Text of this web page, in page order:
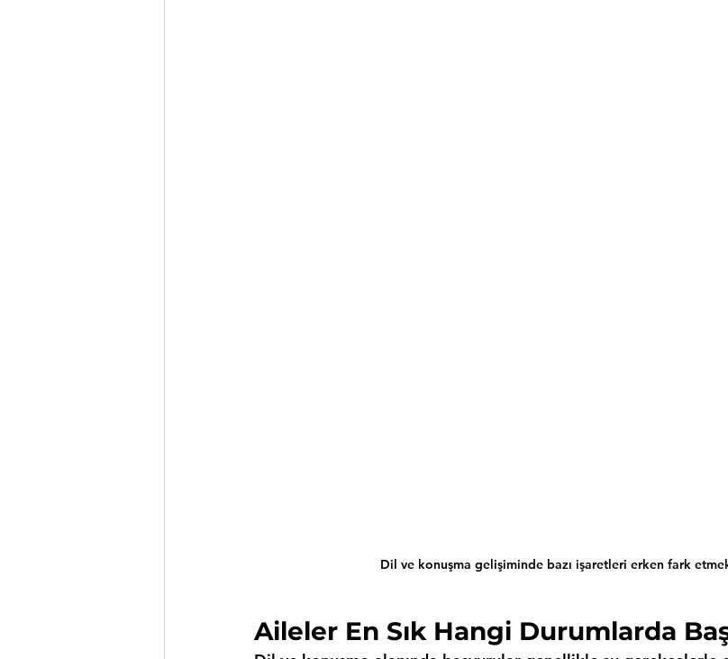
Dil ve konuşma gelişiminde bazı işaretleri erken fark
Aileler En Sık Hangi Durumlarda